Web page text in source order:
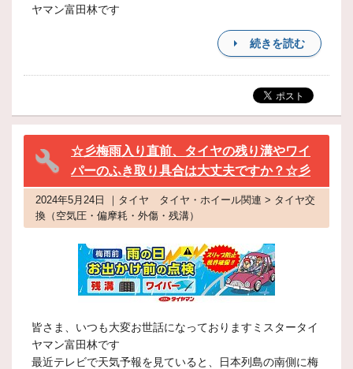
ヤマン富田林です
続きを読む
☆彡梅雨入り直前、タイヤの残り溝やワイ
パーのふき取り具合は大丈夫ですか？☆彡
2024年5月24日 ｜タイヤ タイヤ・ホイール関連 > タイヤ交
換（空気圧・偏摩耗・外傷・残溝）
皆さま、いつも大変お世話になっておりますミスタータイ
ヤマン富田林です
最近テレビで天気予報を見ていると、日本列島の南側に梅